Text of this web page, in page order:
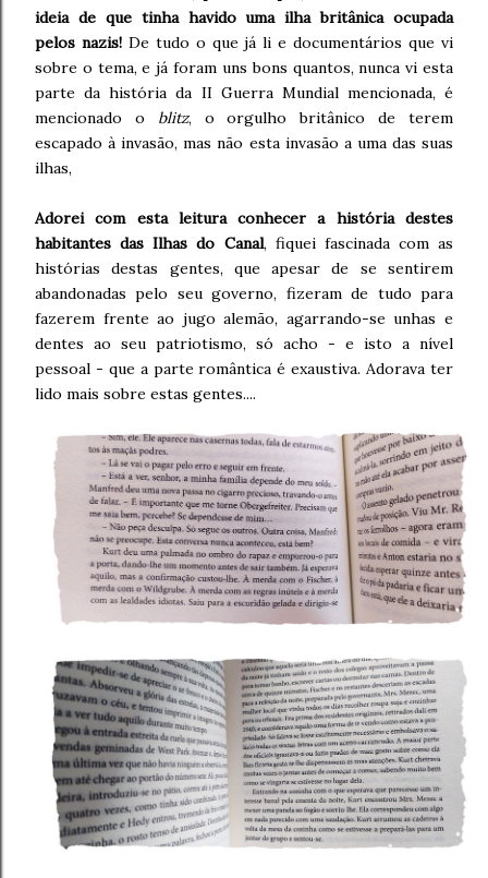
ideia de que tinha havido uma ilha britânica ocupada
pelos nazis!De tudo o que já li e documentários que vi
sobre o tema, e já foram uns bons quantos, nunca vi esta
parte da história da II Guerra Mundial mencionada, é
mencionado o blitz, o orgulho britânico de terem
escapado à invasão, mas não esta invasão a uma das suas
ilhas,
Adorei com esta leitura conhecer a história destes
habitantes das Ilhas do Canal, fiquei fascinada com as
histórias destas gentes, que apesar de se sentirem
abandonadas pelo seu governo, fizeram de tudo para
fazerem frente ao jugo alemão, agarrando-se unhas e
dentes ao seu patriotismo, só acho - e isto a nível
pessoal - que a parte romântica é exaustiva. Adorava ter
lido mais sobre estas gentes....